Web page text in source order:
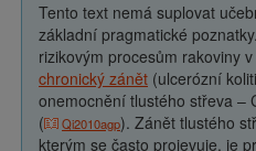
Tento text nemá suplovat
základní pragmatické
rizikovým procesům rakoviny
chronický zánět (ulcerózní
onemocnění tlustého střeva –
(
Qi2010agp). Zánět tlustého
kterým se často projevuje, je